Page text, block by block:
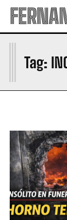
Tag:
I